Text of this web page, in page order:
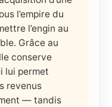
l’empire du
l’engin au
Grâce au
conserve
lui permet
revenus
— tandis